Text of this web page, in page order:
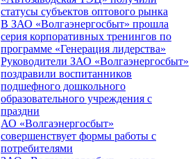
статусы субъектов оптового рынка
В ЗАО «Волгаэнергосбыт» прошла
серия корпоративных тренингов по
программе «Генерация лидерства»
Руководители ЗАО «Волгаэнергосбыт»
поздравили воспитанников
подшефного дошкольного
образовательного учреждения с
праздни
АО «Волгаэнергосбыт»
совершенствует формы работы с
потребителями